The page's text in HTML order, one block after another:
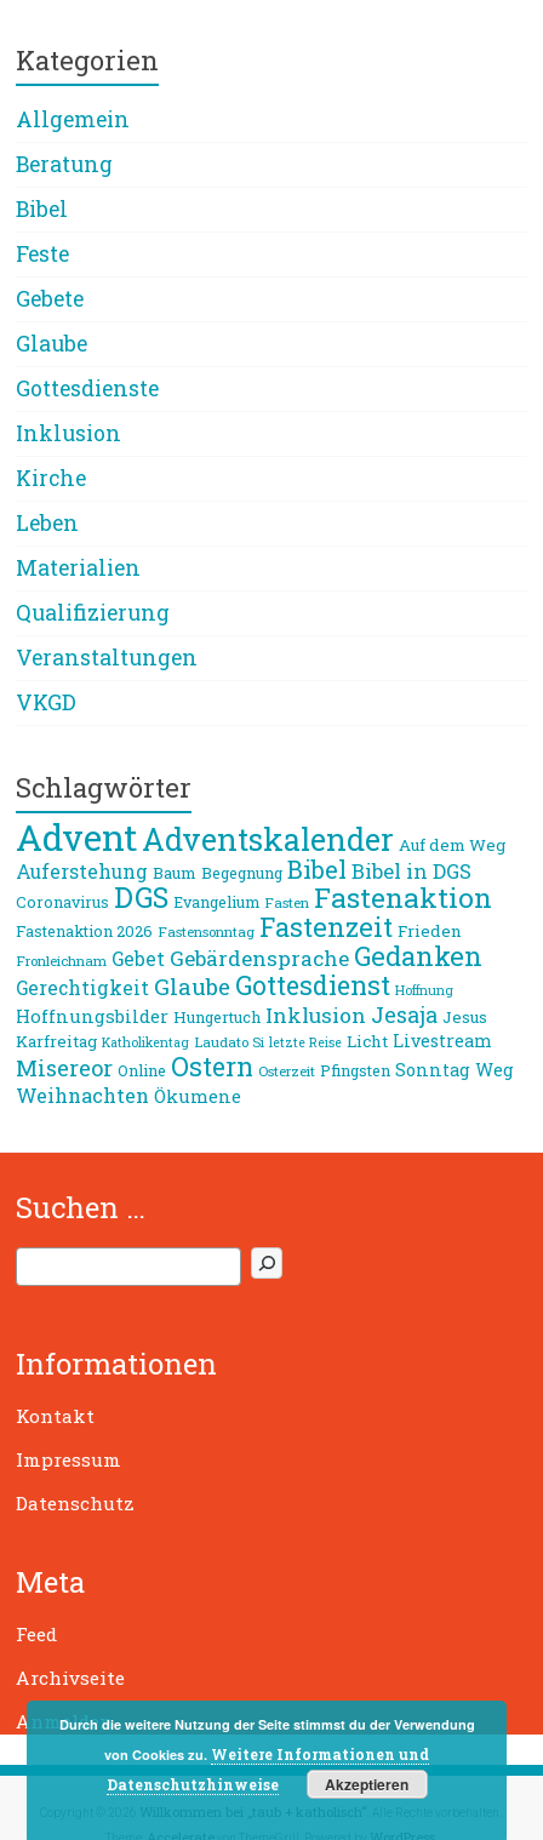
Kategorien
Allgemein
Beratung
Bibel
Feste
Gebete
Glaube
Gottesdienste
Inklusion
Kirche
Leben
Materialien
Qualifizierung
Veranstaltungen
VKGD
Schlagwörter
AdventAdventskalender Auf dem Weg
Auferstehung Baum Begegnung Bibel Bibel in DGS
Coronavirus DGS Evangelium Fasten Fastenaktion
Fastenaktion 2026 Fastensonntag Fastenzeit Frieden
Fronleichnam Gebet Gebärdensprache Gedanken
Gerechtigkeit Glaube Gottesdienst Hoffnung
Hoffnungsbilder Hungertuch Inklusion Jesaja Jesus
Karfreitag Katholikentag Laudato Si letzte Reise Licht Livestream
Misereor Online Ostern Osterzeit Pfingsten Sonntag Weg
Weihnachten Ökumene
Suchen …
u
e
n
Informationen
Kontakt
Impressum
Datenschutz
Meta
Feed
Archivseite
Anmelden
Durch die weitere Nutzung der Seite stimmst du der Verwendung
von Cookies zu. Weitere Informationen und
Datenschutzhinweise
Akzeptieren